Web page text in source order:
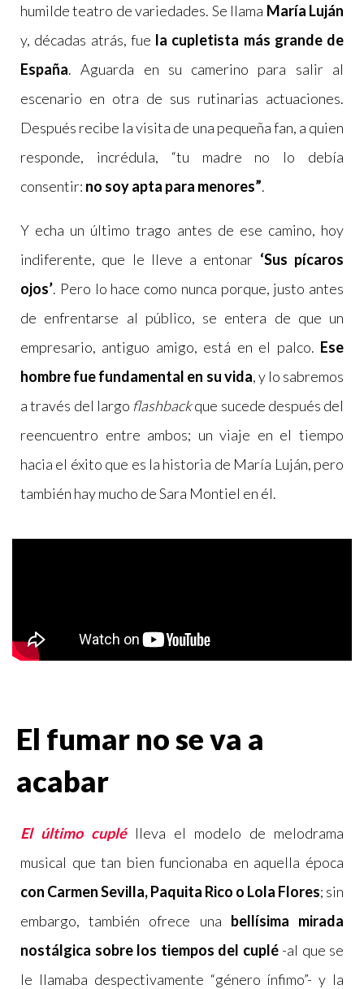
humilde teatro de variedades. Se llama María Luján
y, décadas atrás, fue la cupletista más grande de
España. Aguarda en su camerino para salir al
escenario en otra de sus rutinarias actuaciones.
Después recibe la visita de una pequeña fan, a quien
responde, incrédula, “tu madre no lo debía
consentir: no soy apta para menores”.
Y echa un último trago antes de ese camino, hoy
indiferente, que le lleve a entonar ‘Sus pícaros
ojos’. Pero lo hace como nunca porque, justo antes
de enfrentarse al público, se entera de que un
empresario, antiguo amigo, está en el palco. Ese
hombre fue fundamental en su vida, y lo sabremos
a través del largo flashbackque sucede después del
reencuentro entre ambos; un viaje en el tiempo
hacia el éxito que es la historia de María Luján, pero
también hay mucho de Sara Montiel en él.
El fumar no se va a
acabar
El último cuplélleva el modelo de melodrama
musical que tan bien funcionaba en aquella época
con Carmen Sevilla, Paquita Rico o Lola Flores; sin
embargo, también ofrece una bellísima mirada
nostálgica sobre los tiempos del cuplé-al que se
le llamaba despectivamente “género ínfimo”- y la